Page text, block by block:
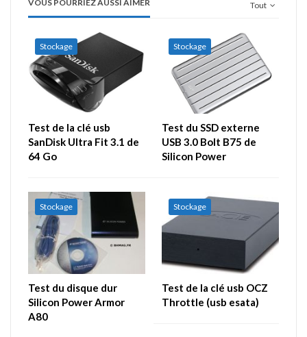
Tout
VOUS POURRIEZ AUSSI AIMER
Stockage
Test de la clé usb
SanDisk Ultra Fit 3.1 de
64 Go
Stockage
Test du SSD externe
USB 3.0 Bolt B75 de
Silicon Power
Stockage
Test du disque dur
Silicon Power Armor
A80
Stockage
Test de la clé usb OCZ
Throttle (usb esata)